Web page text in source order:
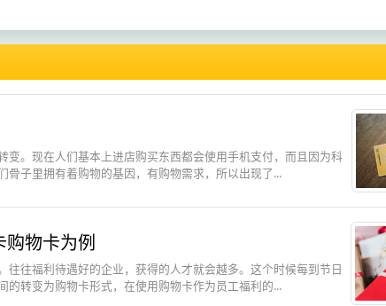
。现在人们基本上进店购买东西都会使用手机支付，而且因为科
子里拥有着购物的基因，有购物需求，所以出现了...
物卡为例
往福利待遇好的企业，获得的人才就会越多。这个时候每到节日
转变为购物卡形式，在使用购物卡作为员工福利的...